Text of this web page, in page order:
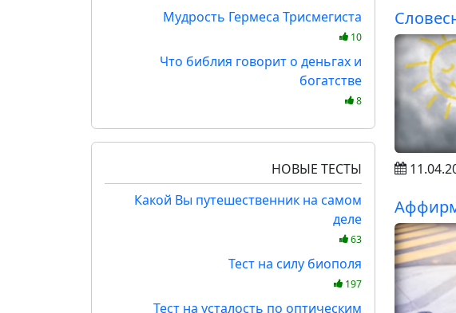
Мудрость Гермеса Трисмегиста
10
Что библия говорит о деньгах и
богатстве
8
НОВЫЕ ТЕСТЫ
Какой Вы путешественник на самом
деле
63
Тест на силу биополя
197
Тест на усталость по оптическим